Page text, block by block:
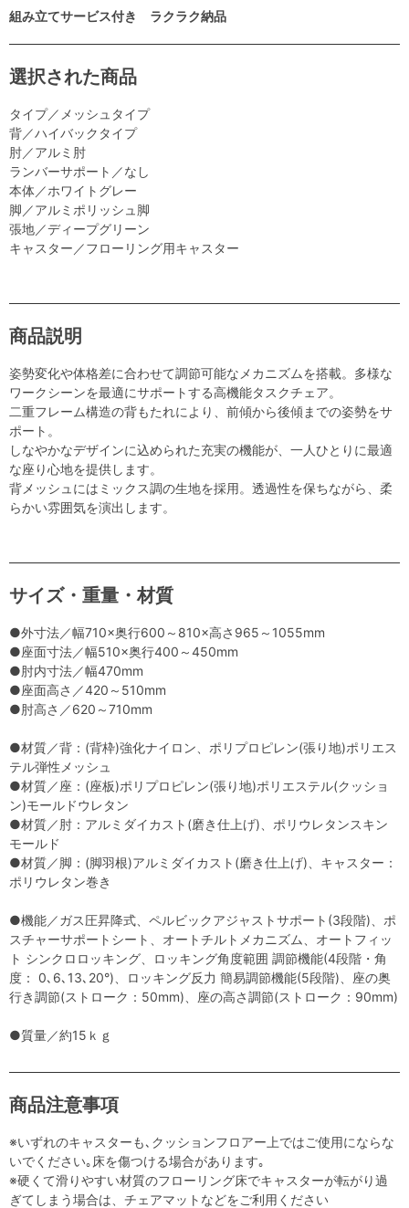
組み立てサービス付き ラクラク納品
選択された商品
タイプ／メッシュタイプ
背／ハイバックタイプ
肘／アルミ肘
ランバーサポート／なし
本体／ホワイトグレー
脚／アルミポリッシュ脚
張地／ディープグリーン
キャスター／フローリング用キャスター
商品説明
姿勢変化や体格差に合わせて調節可能なメカニズムを搭載。多様な
ワークシーンを最適にサポートする高機能タスクチェア。
二重フレーム構造の背もたれにより、前傾から後傾までの姿勢をサ
ポート。
しなやかなデザインに込められた充実の機能が、一人ひとりに最適
な座り心地を提供します。
背メッシュにはミックス調の生地を採用。透過性を保ちながら、柔
らかい雰囲気を演出します。
サイズ・重量・材質
●外寸法／幅710×奥行600～810×高さ965～1055mm
●座面寸法／幅510×奥行400～450mm
●肘内寸法／幅470mm
●座面高さ／420～510mm
●肘高さ／620～710mm
●材質／背：(背枠)強化ナイロン、ポリプロピレン(張り地)ポリエス
テル弾性メッシュ
●材質／座：(座板)ポリプロピレン(張り地)ポリエステル(クッショ
ン)モールドウレタン
●材質／肘：アルミダイカスト(磨き仕上げ)、ポリウレタンスキン
モールド
●材質／脚：(脚羽根)アルミダイカスト(磨き仕上げ)、キャスター：
ポリウレタン巻き
●機能／ガス圧昇降式、ペルビックアジャストサポート(3段階)、ポ
スチャーサポートシート、オートチルトメカニズム、オートフィッ
ト シンクロロッキング、ロッキング角度範囲 調節機能(4段階・角
度： 0､6､13､20°)、ロッキング反力 簡易調節機能(5段階)、座の奥
行き調節(ストローク：50mm)、座の高さ調節(ストローク：90mm)
●質量／約15ｋｇ
商品注意事項
※いずれのキャスターも､クッションフロアー上ではご使用にならな
いでください｡床を傷つける場合があります｡
※硬くて滑りやすい材質のフローリング床でキャスターが転がり過
ぎてしまう場合は、チェアマットなどをご利用ください